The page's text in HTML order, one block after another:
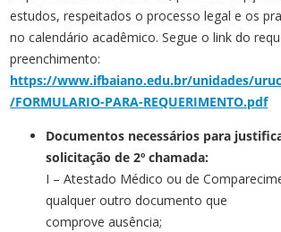
estudos, respeitados o processo legal e os
no calendário acadêmico. Segue o link do
preenchimento:
https://www.ifbaiano.edu.br/unidades/
/FORMULARIO-PARA-REQUERIMENTO.pdf
Documentos necessários para
solicitação de 2º chamada:
I – Atestado Médico ou de
qualquer outro documento que
comprove ausência;